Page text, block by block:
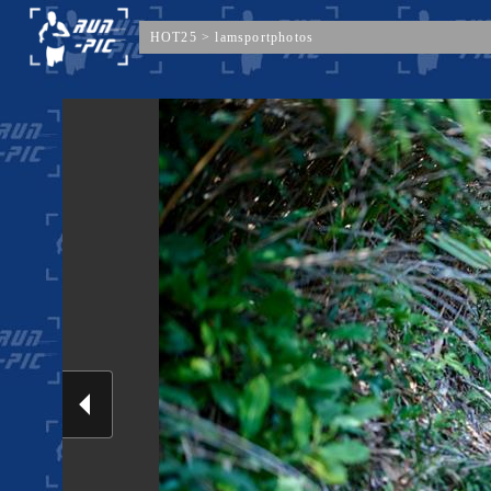
HOT25 >lamsportphotos